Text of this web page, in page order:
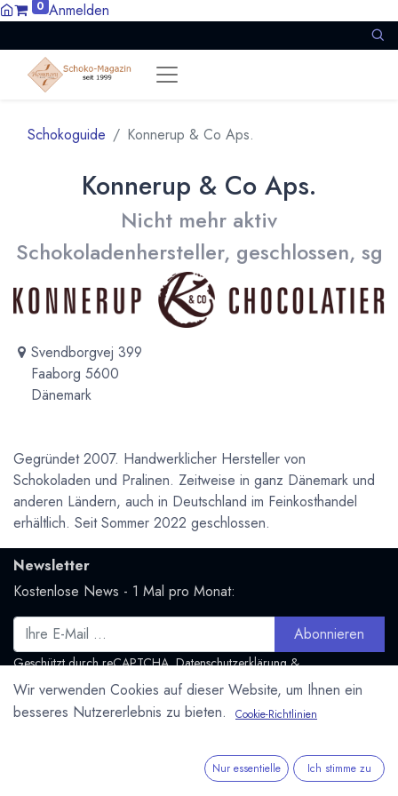
0 Anmelden
Schokoguide Konnerup & Co Aps.
Konnerup & Co Aps.
Nicht mehr aktiv
Schokoladenhersteller, geschlossen, sg
Svendborgvej 399
Faaborg 5600
Dänemark
Gegründet 2007. Handwerklicher Hersteller von
Schokoladen und Pralinen. Zeitweise in ganz Dänemark und
anderen Ländern, auch in Deutschland im Feinkosthandel
erhältlich. Seit Sommer 2022 geschlossen.
Newsletter
Kostenlose News - 1 Mal pro Monat:
Abonnieren
Geschützt durch reCAPTCHA,Datenschutzerklärung&
Nutzungsbedingungenanwenden.
Social Media
Wir verwenden Cookies auf dieser Website, um Ihnen ein
besseres Nutzererlebnis zu bieten.
Cookie-Richtlinien
Nur essentielle Ich stimme zu